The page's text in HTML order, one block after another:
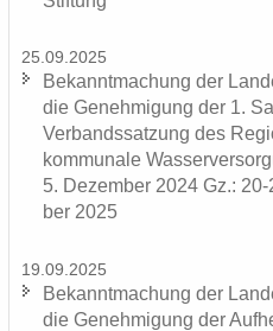
25.09.2025
Be­kannt­ma­chung der
die Ge­neh­mi­gung der 1.
Ver­bands­sat­zung des
kom­mu­na­le
5. De­zem­ber 2024 Gz.:
ber 2025
19.09.2025
Be­kannt­ma­chung der
die Ge­neh­mi­gung der